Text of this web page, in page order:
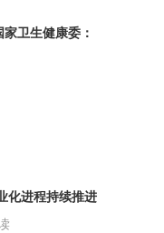
卫生健康委：
化进程持续推进